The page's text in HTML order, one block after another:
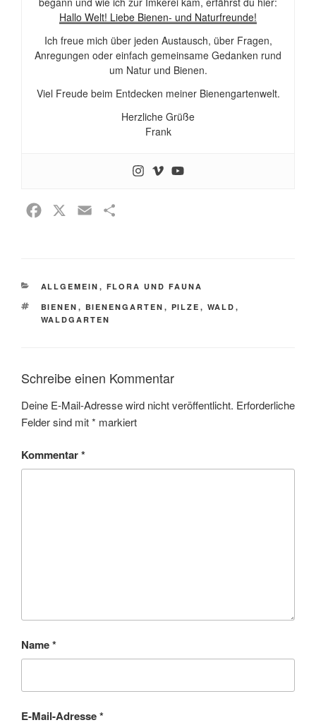
Hallo Welt! Liebe Bienen- und Naturfreunde!
Ich freue mich über jeden Austausch, über Fragen,
Anregungen oder einfach gemeinsame Gedanken rund
um Natur und Bienen.
Viel Freude beim Entdecken meiner Bienengartenwelt.
Herzliche Grüße
Frank
b
o
l
e
n
KATEGORIEN
ALLGEMEIN , FLORA UND FAUNA
SCHLAGWÖRTER
BIENEN , BIENENGARTEN , PILZE , WALD ,
WALDGARTEN
Schreibe einen Kommentar
Deine E-Mail-Adresse wird nicht veröffentlicht. Erforderliche
Felder sind mit* markiert
Kommentar*
Name*
E-Mail-Adresse*